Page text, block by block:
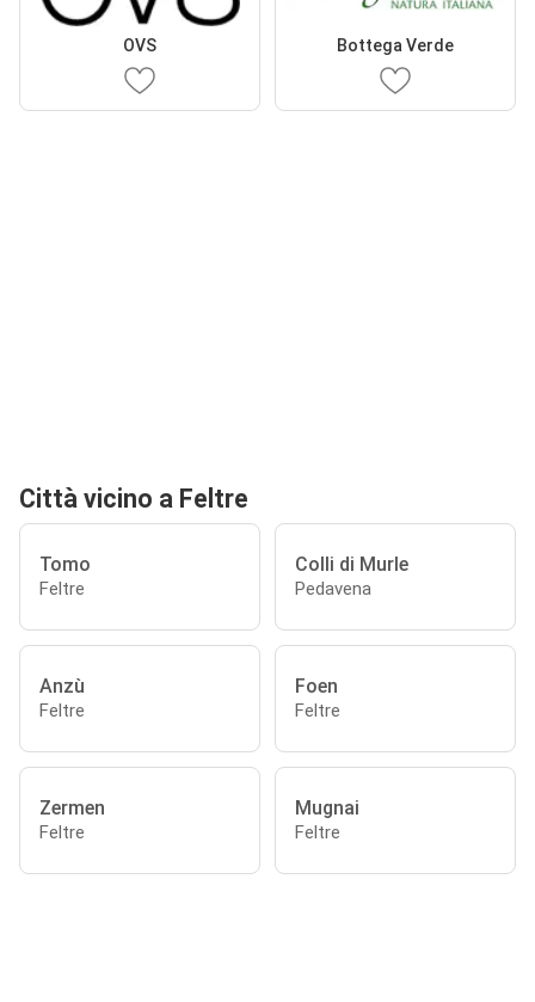
OVS Bottega Verde
Città vicino a Feltre
Tomo
Feltre
Colli di Murle
Pedavena
Anzù
Feltre
Foen
Feltre
Zermen
Feltre
Mugnai
Feltre